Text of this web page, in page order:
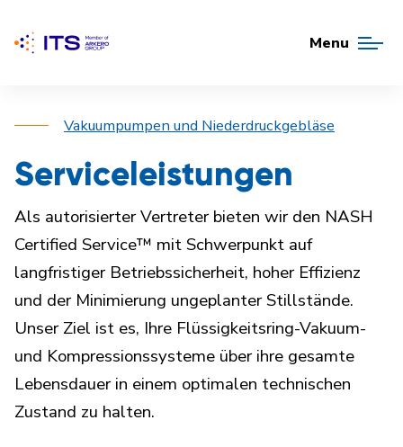
Menu
Vakuumpumpen und Niederdruckgebläse
Serviceleistungen
Als autorisierter Vertreter bieten wir den NASH
Certified Service™ mit Schwerpunkt auf
langfristiger Betriebssicherheit, hoher Effizienz
und der Minimierung ungeplanter Stillstände.
Unser Ziel ist es, Ihre Flüssigkeitsring-Vakuum-
und Kompressionssysteme über ihre gesamte
Lebensdauer in einem optimalen technischen
Zustand zu halten.